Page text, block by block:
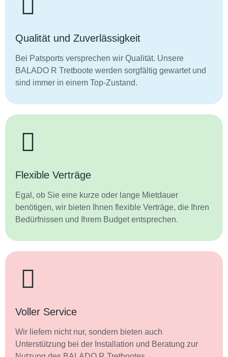
Qualität und Zuverlässigkeit
Bei Patsports versprechen wir Qualität. Unsere
BALADO R Tretboote werden sorgfältig gewartet und
sind immer in einem Top-Zustand.
Flexible Verträge
Egal, ob Sie eine kurze oder lange Mietdauer
benötigen, wir bieten Ihnen flexible Verträge, die Ihren
Bedürfnissen und Ihrem Budget entsprechen.
Voller Service
Wir liefern nicht nur, sondern bieten auch
Unterstützung bei der Installation und Beratung zur